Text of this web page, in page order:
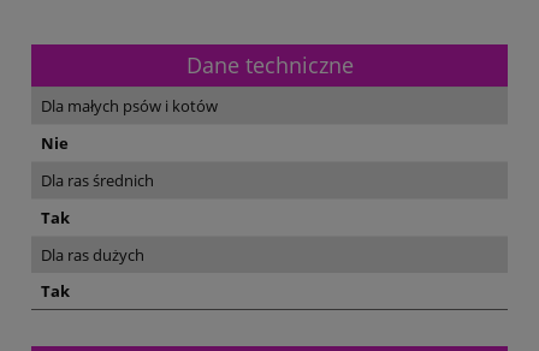
Dane techniczne
Dla małych psów i kotów
Nie
Dla ras średnich
Tak
Dla ras dużych
Tak